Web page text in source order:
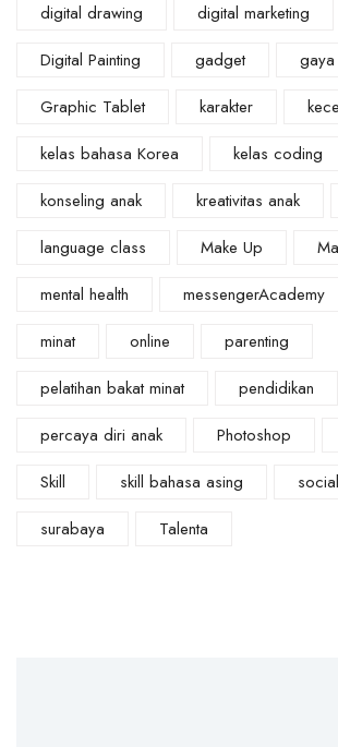
digital drawing
digital marketing
Digital Painting
gadget
Graphic Tablet
karakter
kelas bahasa Korea
kelas coding
konseling anak
kreativitas anak
language class
Make Up
mental health
messengerAcademy
minat
online
parenting
pelatihan bakat minat
pendidikan
percaya diri anak
Photoshop
Skill
skill bahasa asing
surabaya
Talenta